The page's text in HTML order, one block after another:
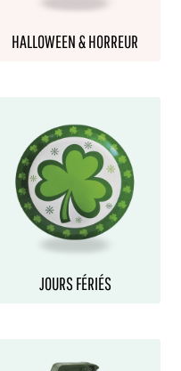
HALLOWEEN & HORREUR
JOURS FÉRIÉS